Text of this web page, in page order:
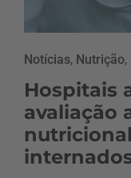
Notícias, Nutrição,
Hospitais
avaliação